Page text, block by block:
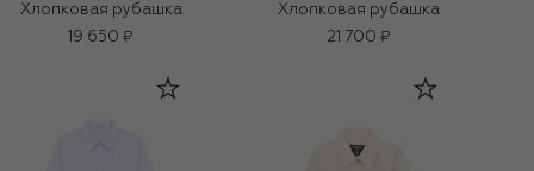
Хлопковая рубашка
19 650 ₽
Хлопковая рубашка
21 700 ₽